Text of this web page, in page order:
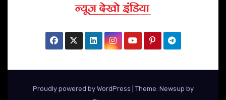
Proudly powered by WordPress
Theme: Newsup by